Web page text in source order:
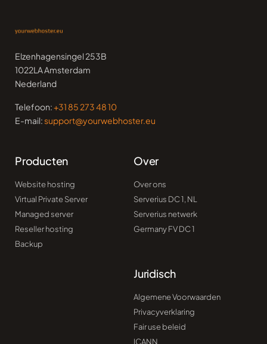
Elzenhagensingel 253B
1022LA Amsterdam
Nederland
Telefoon:+31 85 273 48 10
E-mail: support@yourwebhoster.eu
Producten
Website hosting
Virtual Private Server
Managed server
Reseller hosting
Backup
Over
Over ons
Serverius DC 1, NL
Serverius netwerk
Germany FV DC 1​
Juridisch
Algemene Voorwaarden
Privacyverklaring
Fair use beleid
ICANN